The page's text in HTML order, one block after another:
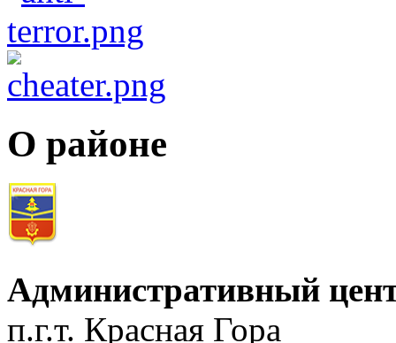
О районе
Административный
п.г.т. Красная Гора